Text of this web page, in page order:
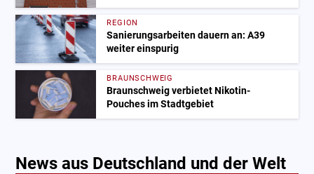
REGION
Sanierungsarbeiten dauern an: A39
weiter einspurig
BRAUNSCHWEIG
Braunschweig verbietet Nikotin-
Pouches im Stadtgebiet
News aus Deutschland und der Welt